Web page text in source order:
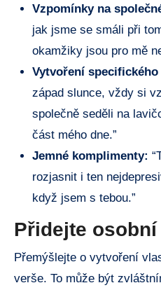
Vzpomínky na
jak jsme se smáli při
okamžiky jsou pro mě
Vytvoření specifického
západ slunce, vždy si
společně seděli na
část mého dne.”
Jemné komplimenty:
rozjasnit i ten
když jsem s tebou.”
Přidejte
Přemýšlejte o vytvoření
verše. To může být